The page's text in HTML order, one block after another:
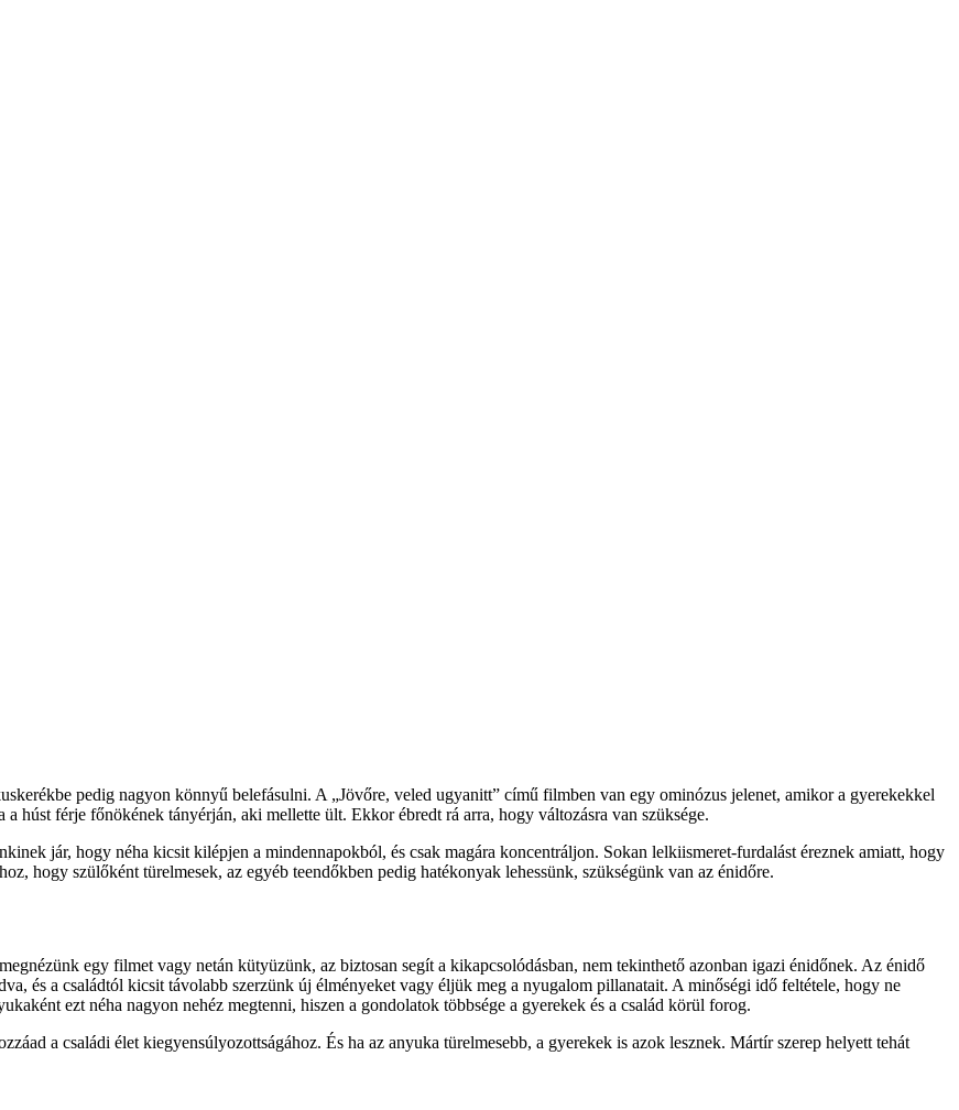
pedig nagyon könnyű belefásulni. A „Jövőre, veled ugyanitt” című filmben van egy ominózus jelenet, amikor a gyerekekkel
húst férje főnökének tányérján, aki mellette ült. Ekkor ébredt rá arra, hogy változásra van szüksége.
jár, hogy néha kicsit kilépjen a mindennapokból, és csak magára koncentráljon. Sokan lelkiismeret-furdalást éreznek amiatt, hogy
hogy szülőként türelmesek, az egyéb teendőkben pedig hatékonyak lehessünk, szükségünk van az énidőre.
egy filmet vagy netán kütyüzünk, az biztosan segít a kikapcsolódásban, nem tekinthető azonban igazi énidőnek. Az énidő
és a családtól kicsit távolabb szerzünk új élményeket vagy éljük meg a nyugalom pillanatait. A minőségi idő feltétele, hogy ne
ezt néha nagyon nehéz megtenni, hiszen a gondolatok többsége a gyerekek és a család körül forog.
a családi élet kiegyensúlyozottságához. És ha az anyuka türelmesebb, a gyerekek is azok lesznek. Mártír szerep helyett tehát